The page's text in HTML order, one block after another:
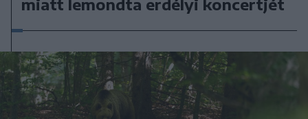
miatt lemondta erdélyi koncertjét